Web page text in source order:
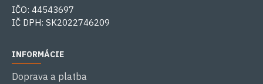
IČO: 44543697
IČ DPH: SK2022746209
INFORMÁCIE
Doprava a platba